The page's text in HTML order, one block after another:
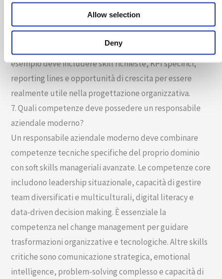
Allow selection
Deny
controlla qualità. In ambito finanziario: Controller che
supervisiona reporting, budgeting e compliance. Per
HR: Talent Acquisition Manager specializzato in
recruitment strategico e employer branding. Ogni
esempio deve includere skill richieste, KPI specifici,
reporting lines e opportunità di crescita per essere
realmente utile nella progettazione organizzativa.
7. Quali competenze deve possedere un responsabile
aziendale moderno?
Un responsabile aziendale moderno deve combinare
competenze tecniche specifiche del proprio dominio
con soft skills manageriali avanzate. Le competenze core
includono leadership situazionale, capacità di gestire
team diversificati e multiculturali, digital literacy e
data-driven decision making. È essenziale la
competenza nel change management per guidare
trasformazioni organizzative e tecnologiche. Altre skills
critiche sono comunicazione strategica, emotional
intelligence, problem-solving complesso e capacità di